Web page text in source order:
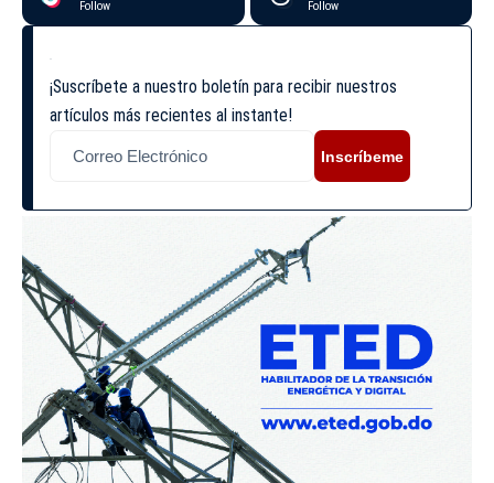
Follow Follow
¡Suscríbete a nuestro boletín para recibir nuestros
artículos más recientes al instante!
Inscríbeme